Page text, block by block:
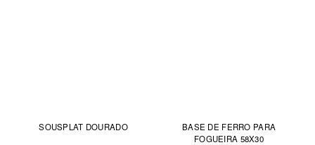
SOUSPLAT DOURADO
BASE DE FERRO PARA
FOGUEIRA 58X30